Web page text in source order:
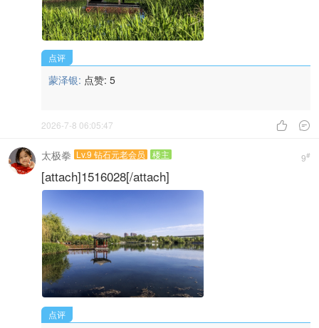
点评
蒙泽银: 点赞: 5
 
2026-7-8 06:05:47
9#
太极拳 Lv.9 钻石元老会员 楼主
[attach]1516028[/attach]
点评